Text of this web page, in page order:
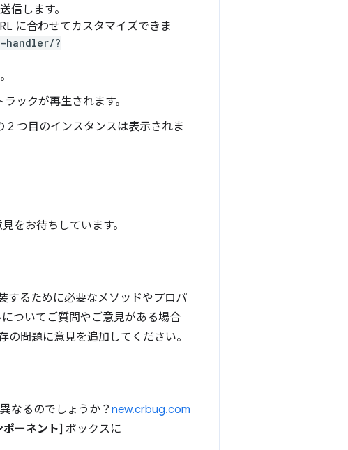
信します。
に合わせてカスタマイズできま
handler/?
ックが再生されます。
2 つ目のインスタンスは表示されま
をお待ちしています。
するために必要なメソッドやプロパ
ついてご質問やご意見がある場合
問題に意見を追加してください。
なるのでしょうか？ new.crbug.com
ポーネント] ボックスに